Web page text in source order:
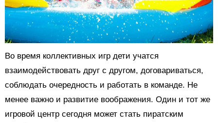
Во время коллективных игр дети учатся
взаимодействовать друг с другом, договариваться,
соблюдать очередность и работать в команде. Не
менее важно и развитие воображения. Один и тот же
игровой центр сегодня может стать пиратским